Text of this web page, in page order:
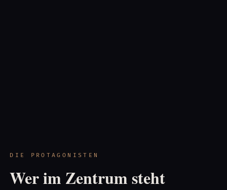
DIE PROTAGONISTEN
Wer im Zentrum steht